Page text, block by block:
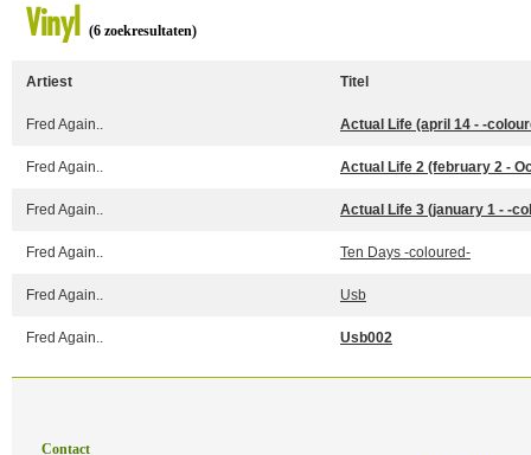
Vinyl (6 zoekresultaten)
Artiest Titel
Fred Again.. Actual Life (april 14 - -
Fred Again.. Actual Life 2 (february 2 -
Fred Again.. Actual Life 3 (january 1 - -
Fred Again.. Ten Days -coloured-
Fred Again.. Usb
Fred Again.. Usb002
Contact